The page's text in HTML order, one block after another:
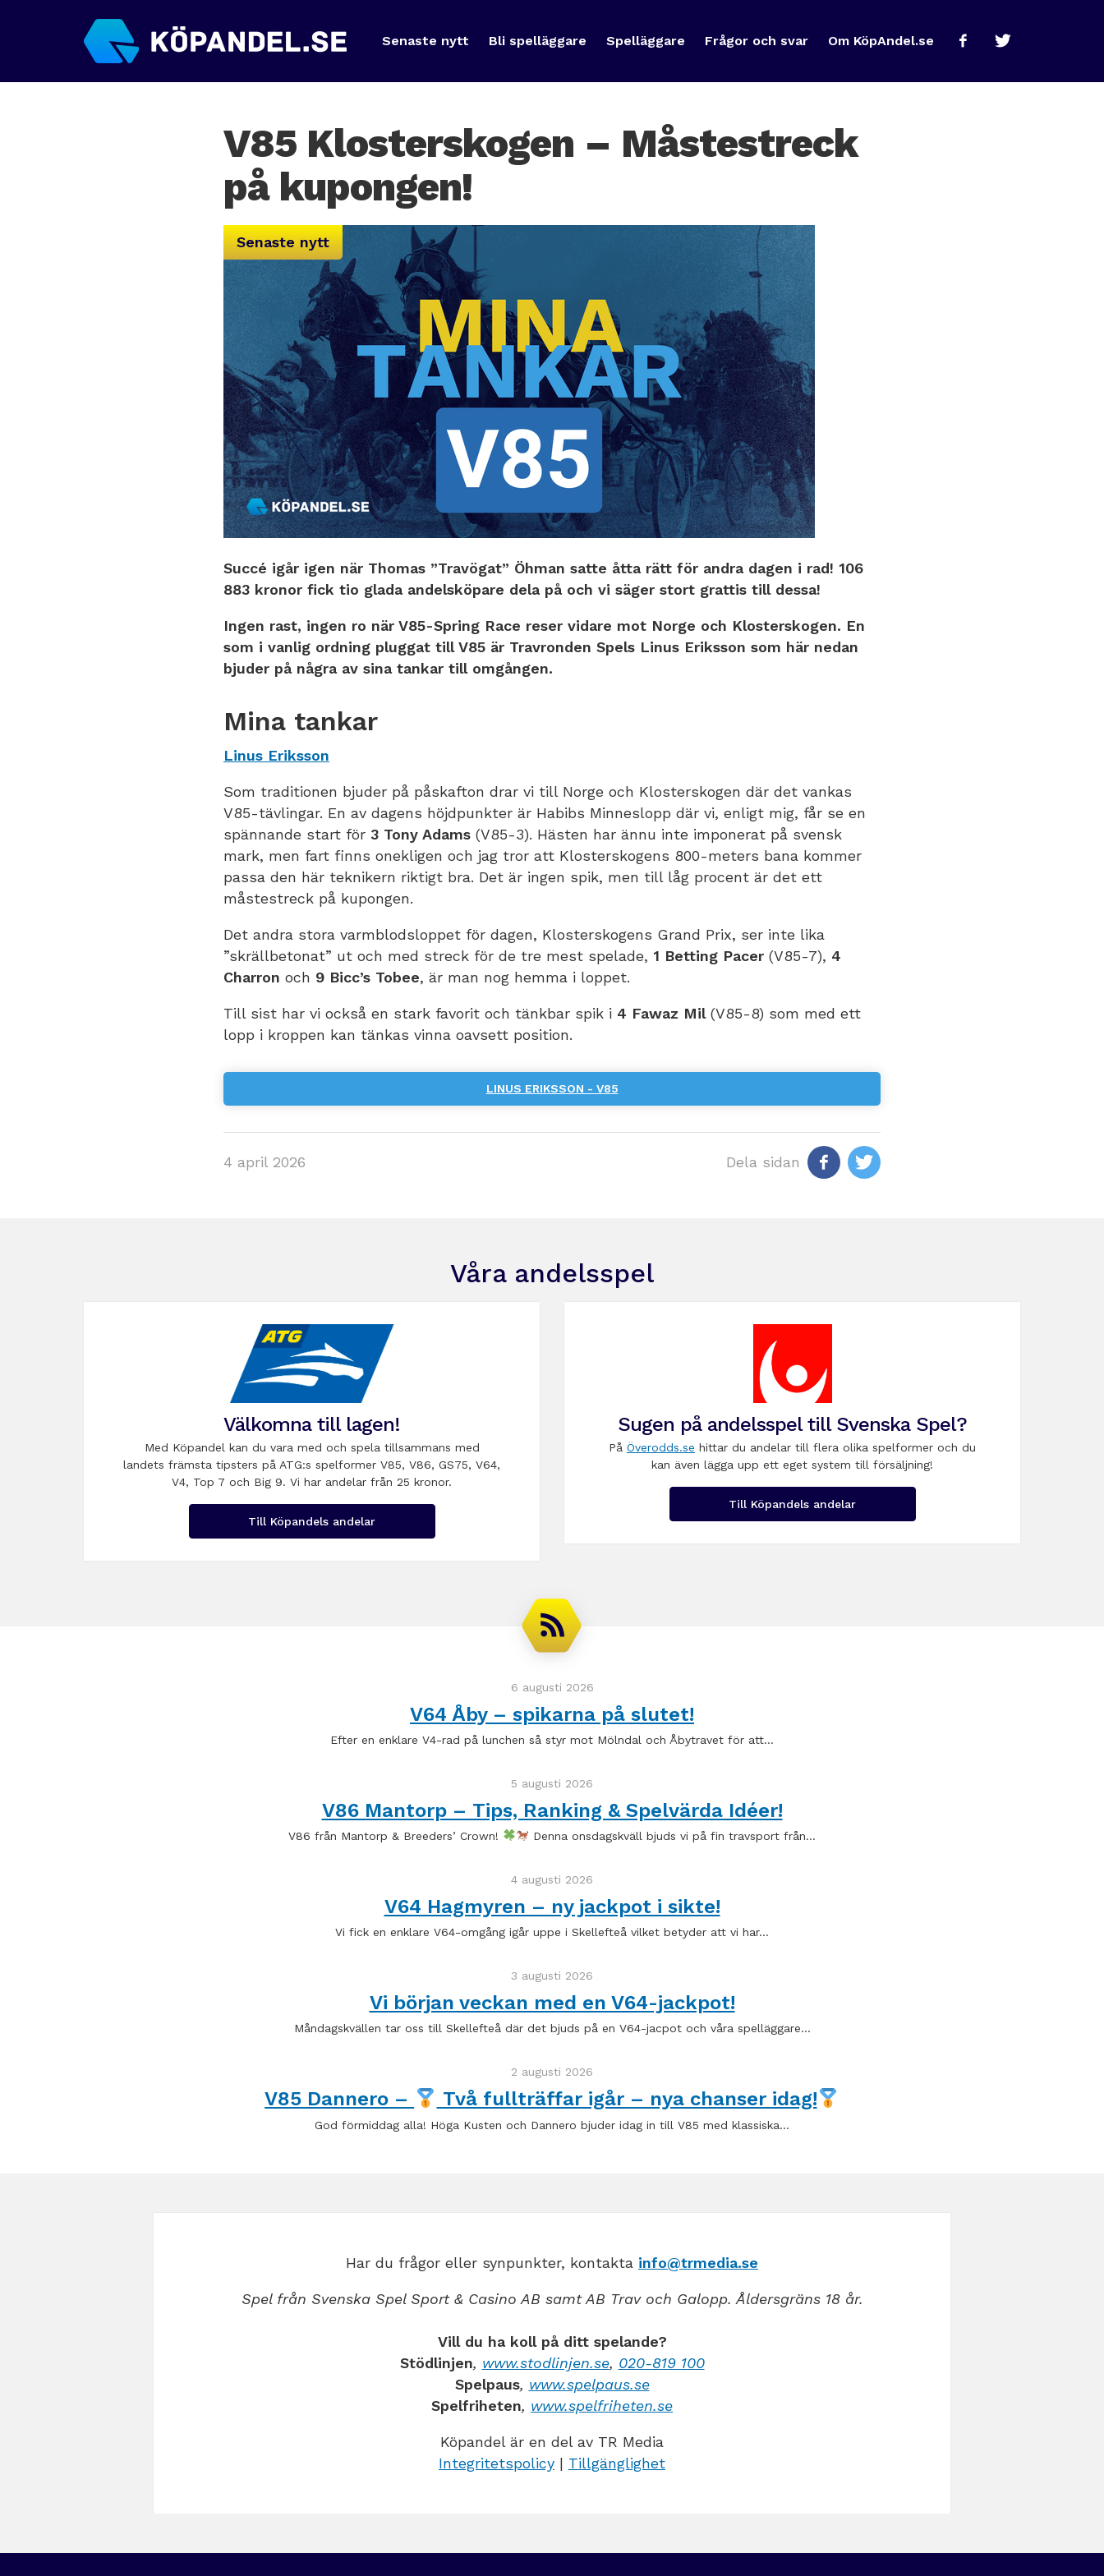
Senaste nytt Bli spelläggare Spelläggare Frågor och svar Om KöpAndel.se
V85 Klosterskogen – Måstestreck
på kupongen!
Senaste nytt
Succé igår igen när Thomas ”Travögat” Öhman satte åtta rätt för andra dagen i rad! 106
883 kronor fick tio glada andelsköpare dela på och vi säger stort grattis till dessa!
Ingen rast, ingen ro när V85-Spring Race reser vidare mot Norge och Klosterskogen. En
som i vanlig ordning pluggat till V85 är Travronden Spels Linus Eriksson som här nedan
bjuder på några av sina tankar till omgången.
Mina tankar
Linus Eriksson
Som traditionen bjuder på påskafton drar vi till Norge och Klosterskogen där det vankas
V85-tävlingar. En av dagens höjdpunkter är Habibs Minneslopp där vi, enligt mig, får se en
spännande start för 3 Tony Adams (V85-3). Hästen har ännu inte imponerat på svensk
mark, men fart finns onekligen och jag tror att Klosterskogens 800-meters bana kommer
passa den här teknikern riktigt bra. Det är ingen spik, men till låg procent är det ett
måstestreck på kupongen.
Det andra stora varmblodsloppet för dagen, Klosterskogens Grand Prix, ser inte lika
”skrällbetonat” ut och med streck för de tre mest spelade, 1 Betting Pacer (V85-7), 4
Charron och 9 Bicc’s Tobee, är man nog hemma i loppet.
Till sist har vi också en stark favorit och tänkbar spik i 4 Fawaz Mil(V85-8) som med ett
lopp i kroppen kan tänkas vinna oavsett position.
LINUS ERIKSSON - V85
Dela sidan
4 april 2026
Våra andelsspel
Välkomna till lagen!
Med Köpandel kan du vara med och spela tillsammans med
landets främsta tipsters på ATG:s spelformer V85, V86, GS75, V64,
V4, Top 7 och Big 9. Vi har andelar från 25 kronor.
Till Köpandels andelar
Sugen på andelsspel till Svenska Spel?
På Överodds.se hittar du andelar till flera olika spelformer och du
kan även lägga upp ett eget system till försäljning!
Till Köpandels andelar
6 augusti 2026
V64 Åby – spikarna på slutet!
Efter en enklare V4-rad på lunchen så styr mot Mölndal och Åbytravet för att…
5 augusti 2026
V86 Mantorp – Tips, Ranking & Spelvärda Idéer!
V86 från Mantorp & Breeders’ Crown! Denna onsdagskväll bjuds vi på fin travsport från…
4 augusti 2026
V64 Hagmyren – ny jackpot i sikte!
Vi fick en enklare V64-omgång igår uppe i Skellefteå vilket betyder att vi har…
3 augusti 2026
Vi början veckan med en V64-jackpot!
Måndagskvällen tar oss till Skellefteå där det bjuds på en V64-jacpot och våra spelläggare…
2 augusti 2026
V85 Dannero – Två fullträffar igår – nya chanser idag!
God förmiddag alla! Höga Kusten och Dannero bjuder idag in till V85 med klassiska…
Har du frågor eller synpunkter, kontakta info@trmedia.se
Spel från Svenska Spel Sport & Casino AB samt AB Trav och Galopp. Åldersgräns 18 år.
Vill du ha koll på ditt spelande?
Stödlinjen, www.stodlinjen.se, 020-819 100
Spelpaus, www.spelpaus.se
Spelfriheten, www.spelfriheten.se
Köpandel är en del av TR Media
Integritetspolicy | Tillgänglighet